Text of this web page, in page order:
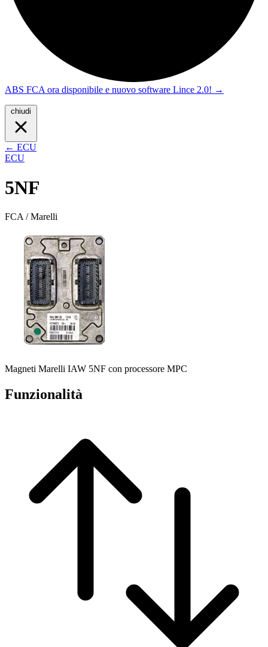
ABS FCA ora disponibile e nuovo software Lince 2.0! →
chiudi
← ECU
ECU
5NF
FCA / Marelli
Magneti Marelli IAW 5NF con processore MPC
Funzionalità